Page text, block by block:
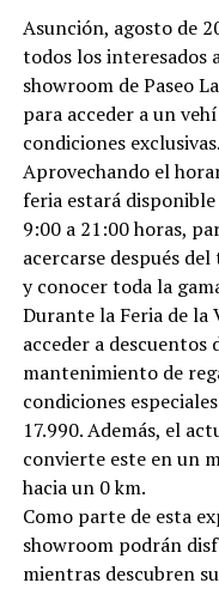
Asunción, agosto de
todos los interesados
showroom de Paseo
para acceder a un
condiciones exclusivas.
Aprovechando el
feria estará
9:00 a 21:00 horas,
acercarse después
y conocer toda la
Durante la Feria de la
acceder a descuentos
mantenimiento de
condiciones
17.990. Además, el
convierte este en un
hacia un 0 km.
Como parte de esta
showroom podrán
mientras descubren